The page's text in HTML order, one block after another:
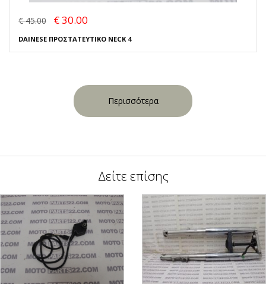
€ 45.00 € 30.00
DAINESE ΠΡΟΣΤΑΤΕΥΤΙΚΟ NECK 4
Περισσότερα
Δείτε επίσης